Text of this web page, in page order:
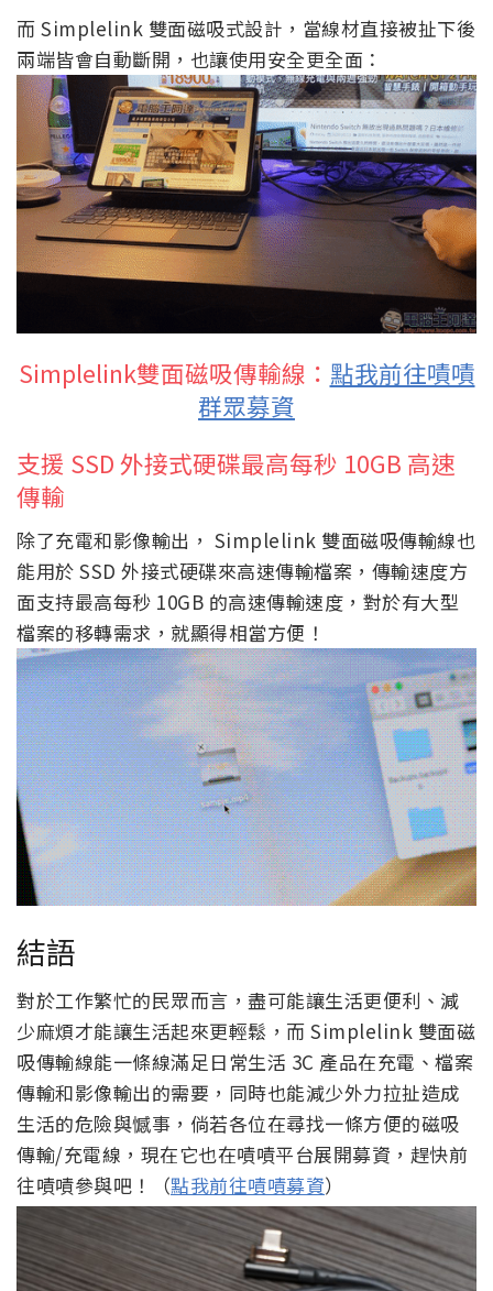
而 Simplelink 雙面磁吸式設計，當線材直接被扯下後
兩端皆會自動斷開，也讓使用安全更全面：
Simplelink雙面磁吸傳輸線： 點我前往嘖嘖
群眾募資
支援 SSD 外接式硬碟最高每秒 10GB 高速
傳輸
除了充電和影像輸出， Simplelink 雙面磁吸傳輸線也
能用於 SSD 外接式硬碟來高速傳輸檔案，傳輸速度方
面支持最高每秒 10GB 的高速傳輸速度，對於有大型
檔案的移轉需求，就顯得相當方便！
結語
對於工作繁忙的民眾而言，盡可能讓生活更便利、減
少麻煩才能讓生活起來更輕鬆，而 Simplelink 雙面磁
吸傳輸線能一條線滿足日常生活 3C 產品在充電、檔案
傳輸和影像輸出的需要，同時也能減少外力拉扯造成
生活的危險與憾事，倘若各位在尋找一條方便的磁吸
傳輸/充電線，現在它也在嘖嘖平台展開募資，趕快前
往嘖嘖參與吧！（點我前往嘖嘖募資）